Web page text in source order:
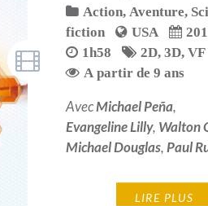
Action, Aventure,
fiction
USA
1h58
2D,3D,VF
A partir de 9 ans
AvecMichael Peña,
Evangeline Lilly, Walton
Michael Douglas,Paul
LIRE PLUS